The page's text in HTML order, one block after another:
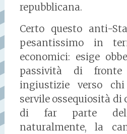
repubblicana.
Certo questo anti-
pesantissimo in
economici: esige
passività di
ingiustizie verso chi
servile ossequiosità di
di far parte del
naturalmente, la